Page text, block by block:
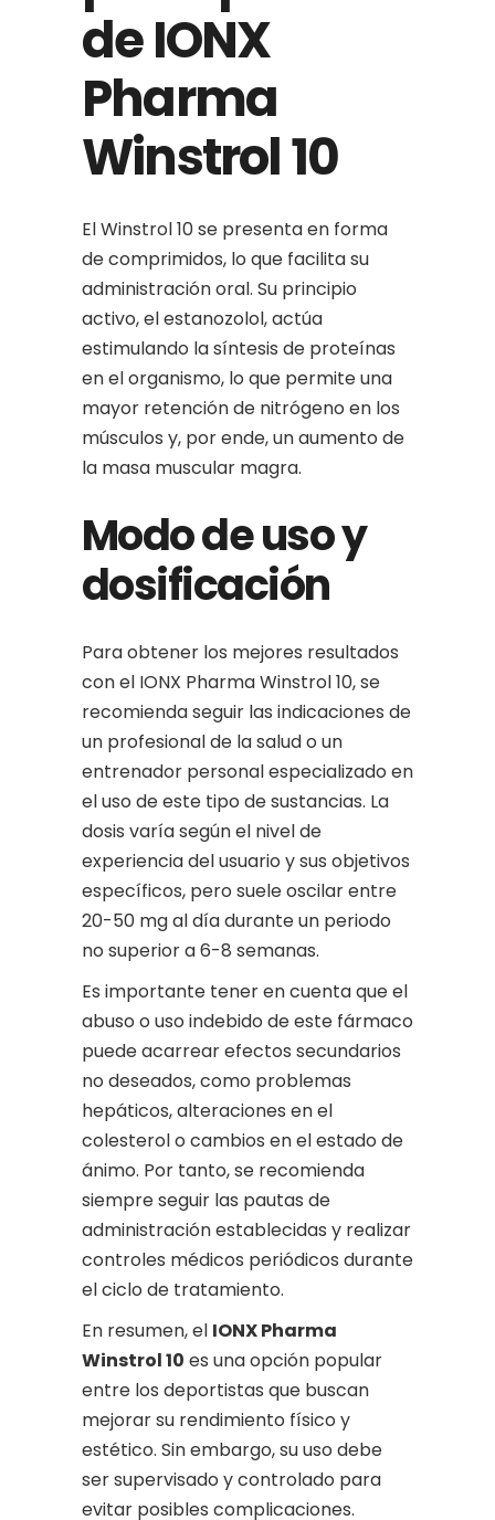
de IONX
Pharma
Winstrol 10
El Winstrol 10 se presenta en forma
de comprimidos, lo que facilita su
administración oral. Su principio
activo, el estanozolol, actúa
estimulando la síntesis de proteínas
en el organismo, lo que permite una
mayor retención de nitrógeno en los
músculos y, por ende, un aumento de
la masa muscular magra.
Modo de uso y
dosificación
Para obtener los mejores resultados
con el IONX Pharma Winstrol 10, se
recomienda seguir las indicaciones de
un profesional de la salud o un
entrenador personal especializado en
el uso de este tipo de sustancias. La
dosis varía según el nivel de
experiencia del usuario y sus objetivos
específicos, pero suele oscilar entre
20-50 mg al día durante un periodo
no superior a 6-8 semanas.
Es importante tener en cuenta que el
abuso o uso indebido de este fármaco
puede acarrear efectos secundarios
no deseados, como problemas
hepáticos, alteraciones en el
colesterol o cambios en el estado de
ánimo. Por tanto, se recomienda
siempre seguir las pautas de
administración establecidas y realizar
controles médicos periódicos durante
el ciclo de tratamiento.
En resumen, el IONX Pharma
Winstrol 10 es una opción popular
entre los deportistas que buscan
mejorar su rendimiento físico y
estético. Sin embargo, su uso debe
ser supervisado y controlado para
evitar posibles complicaciones.